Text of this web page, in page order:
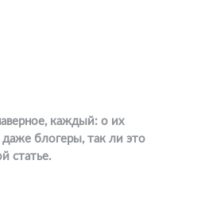
каждый: о их
блогеры, так ли это
статье.